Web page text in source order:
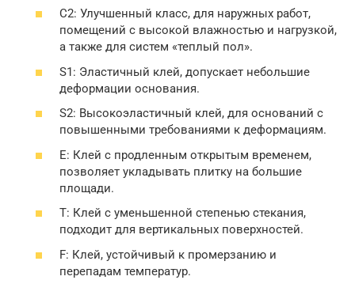
C2: Улучшенный класс, для наружных работ,
помещений с высокой влажностью и нагрузкой,
а также для систем «теплый пол».
S1: Эластичный клей, допускает небольшие
деформации основания.
S2: Высокоэластичный клей, для оснований с
повышенными требованиями к деформациям.
E: Клей с продленным открытым временем,
позволяет укладывать плитку на большие
площади.
T: Клей с уменьшенной степенью стекания,
подходит для вертикальных поверхностей.
F: Клей, устойчивый к промерзанию и
перепадам температур.